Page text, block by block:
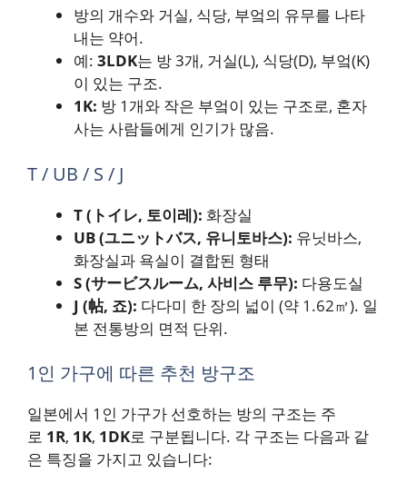
방의 개수와 거실, 식당, 부엌의 유무를 나타
내는 약어.
예: 3LDK는 방 3개, 거실(L), 식당(D), 부엌(K)
이 있는 구조.
1K: 방 1개와 작은 부엌이 있는 구조로, 혼자
사는 사람들에게 인기가 많음.
T / UB / S / J
T (トイレ, 토이레): 화장실
UB (ユニットバス, 유니토바스): 유닛바스,
화장실과 욕실이 결합된 형태
S (サービスルーム, 사비스 루무): 다용도실
J (帖, 죠): 다다미 한 장의 넓이 (약 1.62㎡). 일
본 전통방의 면적 단위.
1인 가구에 따른 추천 방구조
일본에서 1인 가구가 선호하는 방의 구조는 주
로 1R, 1K, 1DK로 구분됩니다. 각 구조는 다음과 같
은 특징을 가지고 있습니다: